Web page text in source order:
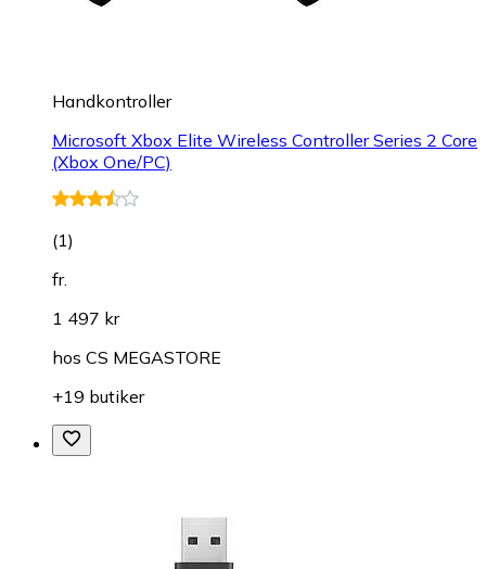
Handkontroller
Microsoft Xbox Elite Wireless Controller Series 2 Core
(Xbox One/PC)
(1)
fr.
1 497 kr
hos CS MEGASTORE
+19 butiker